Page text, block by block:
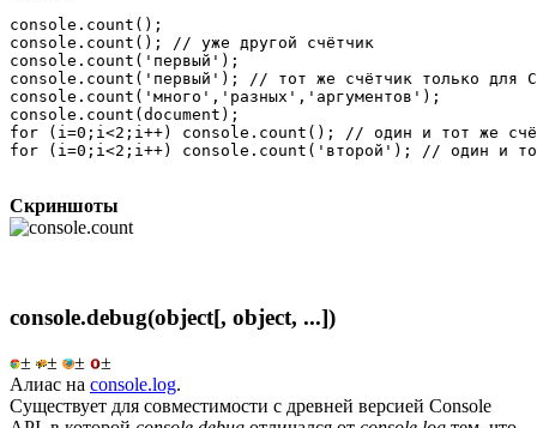
console.count();
console.count(); // уже другой счётчик
console.count('первый');
console.count('первый'); // тот же счётчик только для
console.count('много','разных','аргументов');
console.count(document);
for (i=0;i<2;i++) console.count(); // один и тот же
for (i=0;i<2;i++) console.count('второй'); // один и тот
Скриншоты
console.debug(object[, object, ...])
± ± ±
±
Алиас на console.log.
Существует для совместимости с древней версией Console